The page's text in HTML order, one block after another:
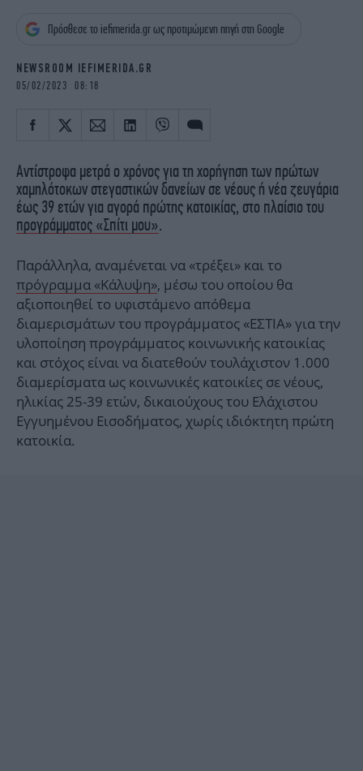
OSCARS
THE OCEAN
Πρόσθεσε το iefimerida.gr ως προτιμώμενη πηγή στη Google
NEWSROOM IEFIMERIDA.GR
05/02/2023 08:18
Αντίστροφα μετρά ο χρόνος για τη χορήγηση των πρώτων
χαμηλότοκων στεγαστικών δανείων σε νέους ή νέα ζευγάρια
έως 39 ετών για αγορά πρώτης κατοικίας, στο πλαίσιο του
προγράμματος «Σπίτι μου».
Παράλληλα, αναμένεται να «τρέξει» και το
πρόγραμμα «Κάλυψη», μέσω του οποίου θα
αξιοποιηθεί το υφιστάμενο απόθεμα
διαμερισμάτων του προγράμματος «ΕΣΤΙΑ» για την
υλοποίηση προγράμματος κοινωνικής κατοικίας
και στόχος είναι να διατεθούν τουλάχιστον 1.000
διαμερίσματα ως κοινωνικές κατοικίες σε νέους,
ηλικίας 25-39 ετών, δικαιούχους του Ελάχιστου
Εγγυημένου Εισοδήματος, χωρίς ιδιόκτητη πρώτη
κατοικία.